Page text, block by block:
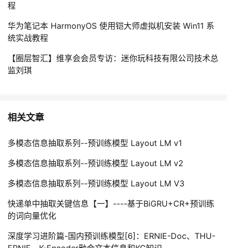
程
华为笔记本 HarmonyOS 使用铠大师虚拟机安装 Win11 系
统实战教程
【圈层智汇】维享会会员专访：迷你玩科技有限公司技术总
监刘琪
相关文章
多模态信息抽取系列--预训练模型 Layout LM v1
多模态信息抽取系列--预训练模型 Layout LM v2
多模态信息抽取系列--预训练模型 Layout LM V3
快递单中抽取关键信息【一】----基于BiGRU+CR+预训练
的词向量优化
深度学习进阶篇-国内预训练模型[6]：ERNIE-Doc、THU-